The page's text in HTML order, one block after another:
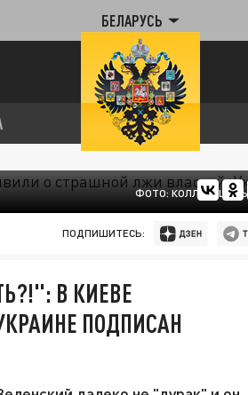
БЕЛАРУСЬ
ФОТО: КОЛЛАЖ
ПОДПИШИТЕСЬ:
В КИЕВЕ
ПОДПИСАН